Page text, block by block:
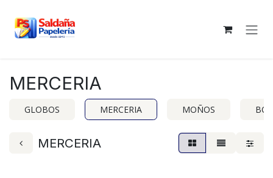
MERCERIA
GLOBOS MERCERIA MOÑOS
MERCERIA